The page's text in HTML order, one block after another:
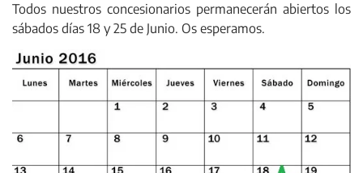
Todos nuestros concesionarios permanecerán abiertos los
sábados días 18 y 25 de Junio. Os esperamos.